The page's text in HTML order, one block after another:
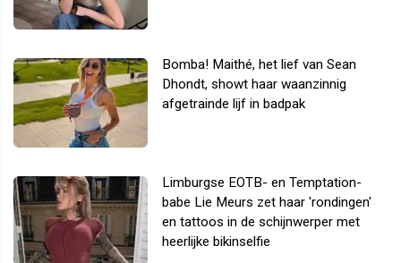
Bomba! Maithé, het lief van Sean
Dhondt, showt haar waanzinnig
afgetrainde lijf in badpak
Limburgse EOTB- en Temptation-
babe Lie Meurs zet haar 'rondingen'
en tattoos in de schijnwerper met
heerlijke bikinselfie